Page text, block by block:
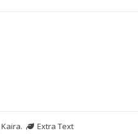
Kaira.
Extra Text